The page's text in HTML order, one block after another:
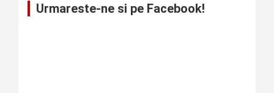
Urmareste-ne si pe Facebook!